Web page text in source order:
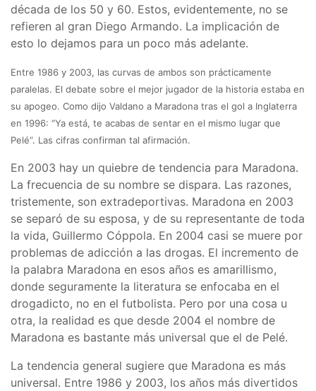
década de los 50 y 60. Estos, evidentemente, no se
refieren al gran Diego Armando. La implicación de
esto lo dejamos para un poco más adelante.
Entre 1986 y 2003, las curvas de ambos son prácticamente
paralelas. El debate sobre el mejor jugador de la historia estaba en
su apogeo. Como dijo Valdano a Maradona tras el gol a Inglaterra
en 1996: “Ya está, te acabas de sentar en el mismo lugar que
Pelé”. Las cifras confirman tal afirmación.
En 2003 hay un quiebre de tendencia para Maradona.
La frecuencia de su nombre se dispara. Las razones,
tristemente, son extradeportivas. Maradona en 2003
se separó de su esposa, y de su representante de toda
la vida, Guillermo Cóppola. En 2004 casi se muere por
problemas de adicción a las drogas. El incremento de
la palabra Maradona en esos años es amarillismo,
donde seguramente la literatura se enfocaba en el
drogadicto, no en el futbolista. Pero por una cosa u
otra, la realidad es que desde 2004 el nombre de
Maradona es bastante más universal que el de Pelé.
La tendencia general sugiere que Maradona es más
universal. Entre 1986 y 2003, los años más divertidos